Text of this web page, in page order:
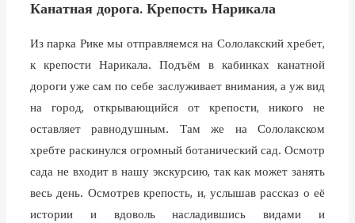
Канатная дорога. Крепость Нарикала
Из парка Рике мы отправляемся на Сололакский хребет,
к крепости Нарикала. Подъём в кабинках канатной
дороги уже сам по себе заслуживает внимания, а уж вид
на город, открывающийся от крепости, никого не
оставляет равнодушным. Там же на Сололакском
хребте раскинулся огромный ботанический сад. Осмотр
сада не входит в нашу экскурсию, так как может занять
весь день. Осмотрев крепость, и, услышав рассказ о её
истории и вдоволь насладившись видами и